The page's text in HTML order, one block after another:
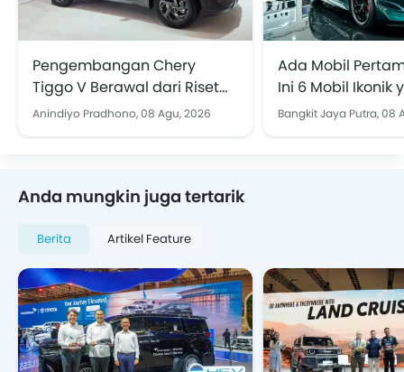
Pengembangan Chery
Tiggo V Berawal dari Riset
Jalanan Indonesia
Anindiyo Pradhono,08 Agu, 2026
Ada Mobil
Ini 6 Mobil Ikonik
Perhatian di
Bangkit Jaya Putra,08
Anda mungkin juga tertarik
Berita Artikel Feature